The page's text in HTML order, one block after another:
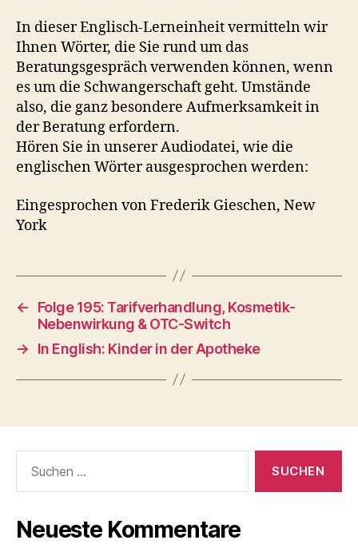
In dieser Englisch-Lerneinheit vermitteln wir
Ihnen Wörter, die Sie rund um das
Beratungsgespräch verwenden können, wenn
es um die Schwangerschaft geht. Umstände
also, die ganz besondere Aufmerksamkeit in
der Beratung erfordern.
Hören Sie in unserer Audiodatei, wie die
englischen Wörter ausgesprochen werden:
Eingesprochen von Frederik Gieschen, New
York
←
Folge 195: Tarifverhandlung, Kosmetik-
Nebenwirkung & OTC-Switch
→
In English: Kinder in der Apotheke
nach:
Neueste Kommentare